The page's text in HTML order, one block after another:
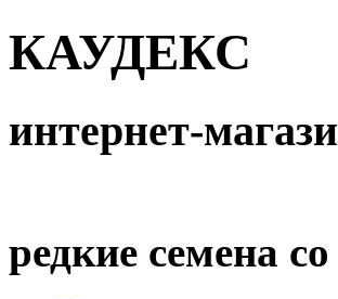
КАУДЕКС
интернет-
редкие семена